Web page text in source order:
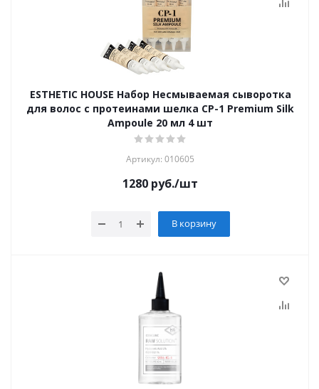
ESTHETIC HOUSE Набор Несмываемая сыворотка
для волос с протеинами шелка CP-1 Premium Silk
Ampoule 20 мл 4 шт
Артикул: 010605
1280 руб./шт
В корзину